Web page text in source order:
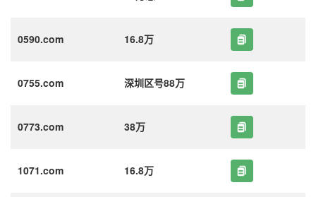
0590.com 16.8万
0755.com 深圳区号88万
0773.com 38万
1071.com 16.8万